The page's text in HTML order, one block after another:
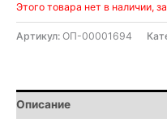
Этого товара нет в наличии,
Артикул: ОП-00001694
Описание